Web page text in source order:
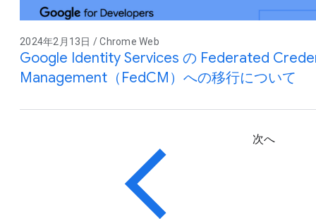
2024年2月13日 / Chrome Web
Google Identity Services の Federated
Management（FedCM）への移行について
次へ